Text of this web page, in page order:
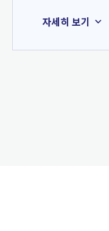
자세히 보기